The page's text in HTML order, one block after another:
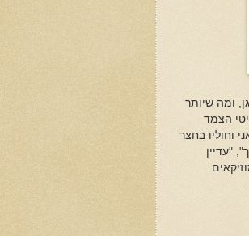
רמת גן, ומה שיותר
כל להיטי הצמד
סולו שהוציא מאז פירוק הצמד ב1970. ביניהם "אני וחוליו בחצר
"עדיין